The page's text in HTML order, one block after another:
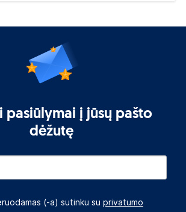
pasiūlymai į jūsų pašto
dėžutę
(-a) sutinku su privatumo